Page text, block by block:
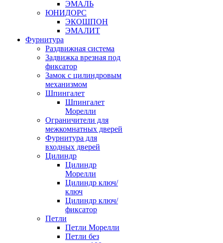
ЭМАЛЬ
ЮНИДОРС
ЭКОШПОН
ЭМАЛИТ
Фурнитура
Раздвижная система
Задвижка врезная под
фиксатор
Замок с цилиндровым
механизмом
Шпингалет
Шпингалет
Морелли
Ограничители для
межкомнатных дверей
Фурнитура для
входных дверей
Цилиндр
Цилиндр
Морелли
Цилиндр ключ/
ключ
Цилиндр ключ/
фиксатор
Петли
Петли Морелли
Петли без